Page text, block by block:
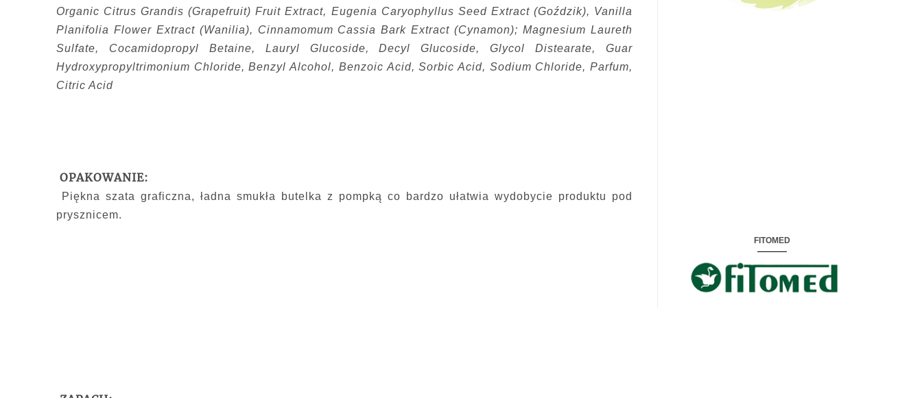
Organic Citrus Grandis (Grapefruit) Fruit Extract, Eugenia Caryophyllus Seed Extract (Goździk), Vanilla
Planifolia Flower Extract (Wanilia), Cinnamomum Cassia Bark Extract (Cynamon); Magnesium Laureth
Sulfate, Cocamidopropyl Betaine, Lauryl Glucoside, Decyl Glucoside, Glycol Distearate, Guar
Hydroxypropyltrimonium Chloride, Benzyl Alcohol, Benzoic Acid, Sorbic Acid, Sodium Chloride, Parfum,
Citric Acid
OPAKOWANIE:
Piękna szata graficzna, ładna smukła butelka z pompką co bardzo ułatwia wydobycie produktu pod
prysznicem.
FITOMED